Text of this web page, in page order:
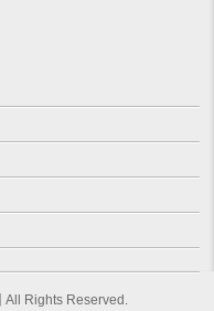
All Rights Reserved.